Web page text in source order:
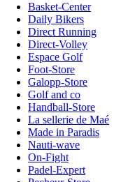
Basket-Center
Daily Bikers
Direct Running
Direct-Volley
Espace Golf
Foot-Store
Galopp-Store
Golf and co
Handball-Store
La sellerie de Maé
Made in Paradis
Nauti-wave
On-Fight
Padel-Expert